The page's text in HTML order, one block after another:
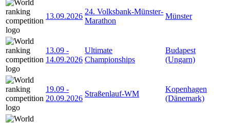
13.09.2026
24. Volksbank-Münster-
Marathon
Münster
13.09 -
14.09.2026
Ultimate
Championships
Budapest
(Ungarn)
19.09 -
20.09.2026
Straßenlauf-WM
Kopenhagen
(Dänemark)